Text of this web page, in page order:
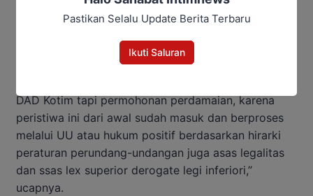
Ini
“Kalo memang pelaku penyiraman tersebut berniat
DAD Kotim tapi permohonan perdamaian, karena
peristiwa ini dari awal sudah masuk dan berproses
melalui UU atau hukum positif berdasarkan hirarki
peraturan perundang-undangan juga asas legalitas
dan ssas lex superior derogate legi inferiori,”
ucapnya.
Pastikan Selalu Update Berita Terbaru
Ikuti Saluran